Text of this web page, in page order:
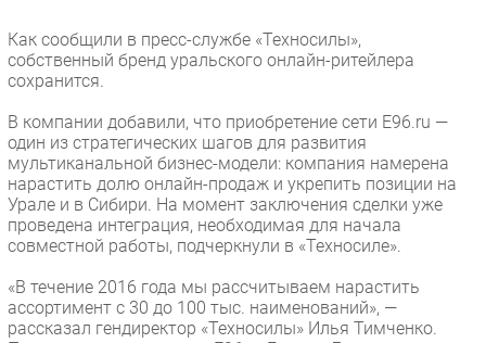
Оборудование
ПО
Outsourcing
Кадры
Регулирование
Финансы
Web
Безопасность
CIO/Управление ИТ
Гаджеты
Как сообщили в пресс-службе «Техносилы»,
собственный бренд уральского онлайн-ритейлера
сохранится.
В компании добавили, что приобретение сети Е96.ru —
один из стратегических шагов для развития
мультиканальной бизнес-модели: компания намерена
нарастить долю онлайн-продаж и укрепить позиции на
Урале и в Сибири. На момент заключения сделки уже
проведена интеграция, необходимая для начала
совместной работы, подчеркнули в «Техносиле».
«В течение 2016 года мы рассчитываем нарастить
ассортимент с 30 до 100 тыс. наименований», —
рассказал гендиректор «Техносилы» Илья Тимченко.